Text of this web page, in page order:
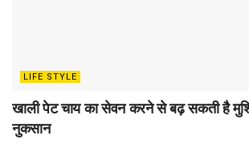
LIFE STYLE
खाली पेट चाय का सेवन करने से बढ़ सकती है
नुकसान